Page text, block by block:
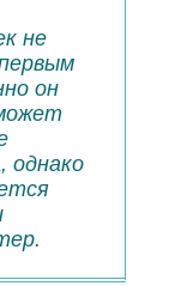
не
он
однако